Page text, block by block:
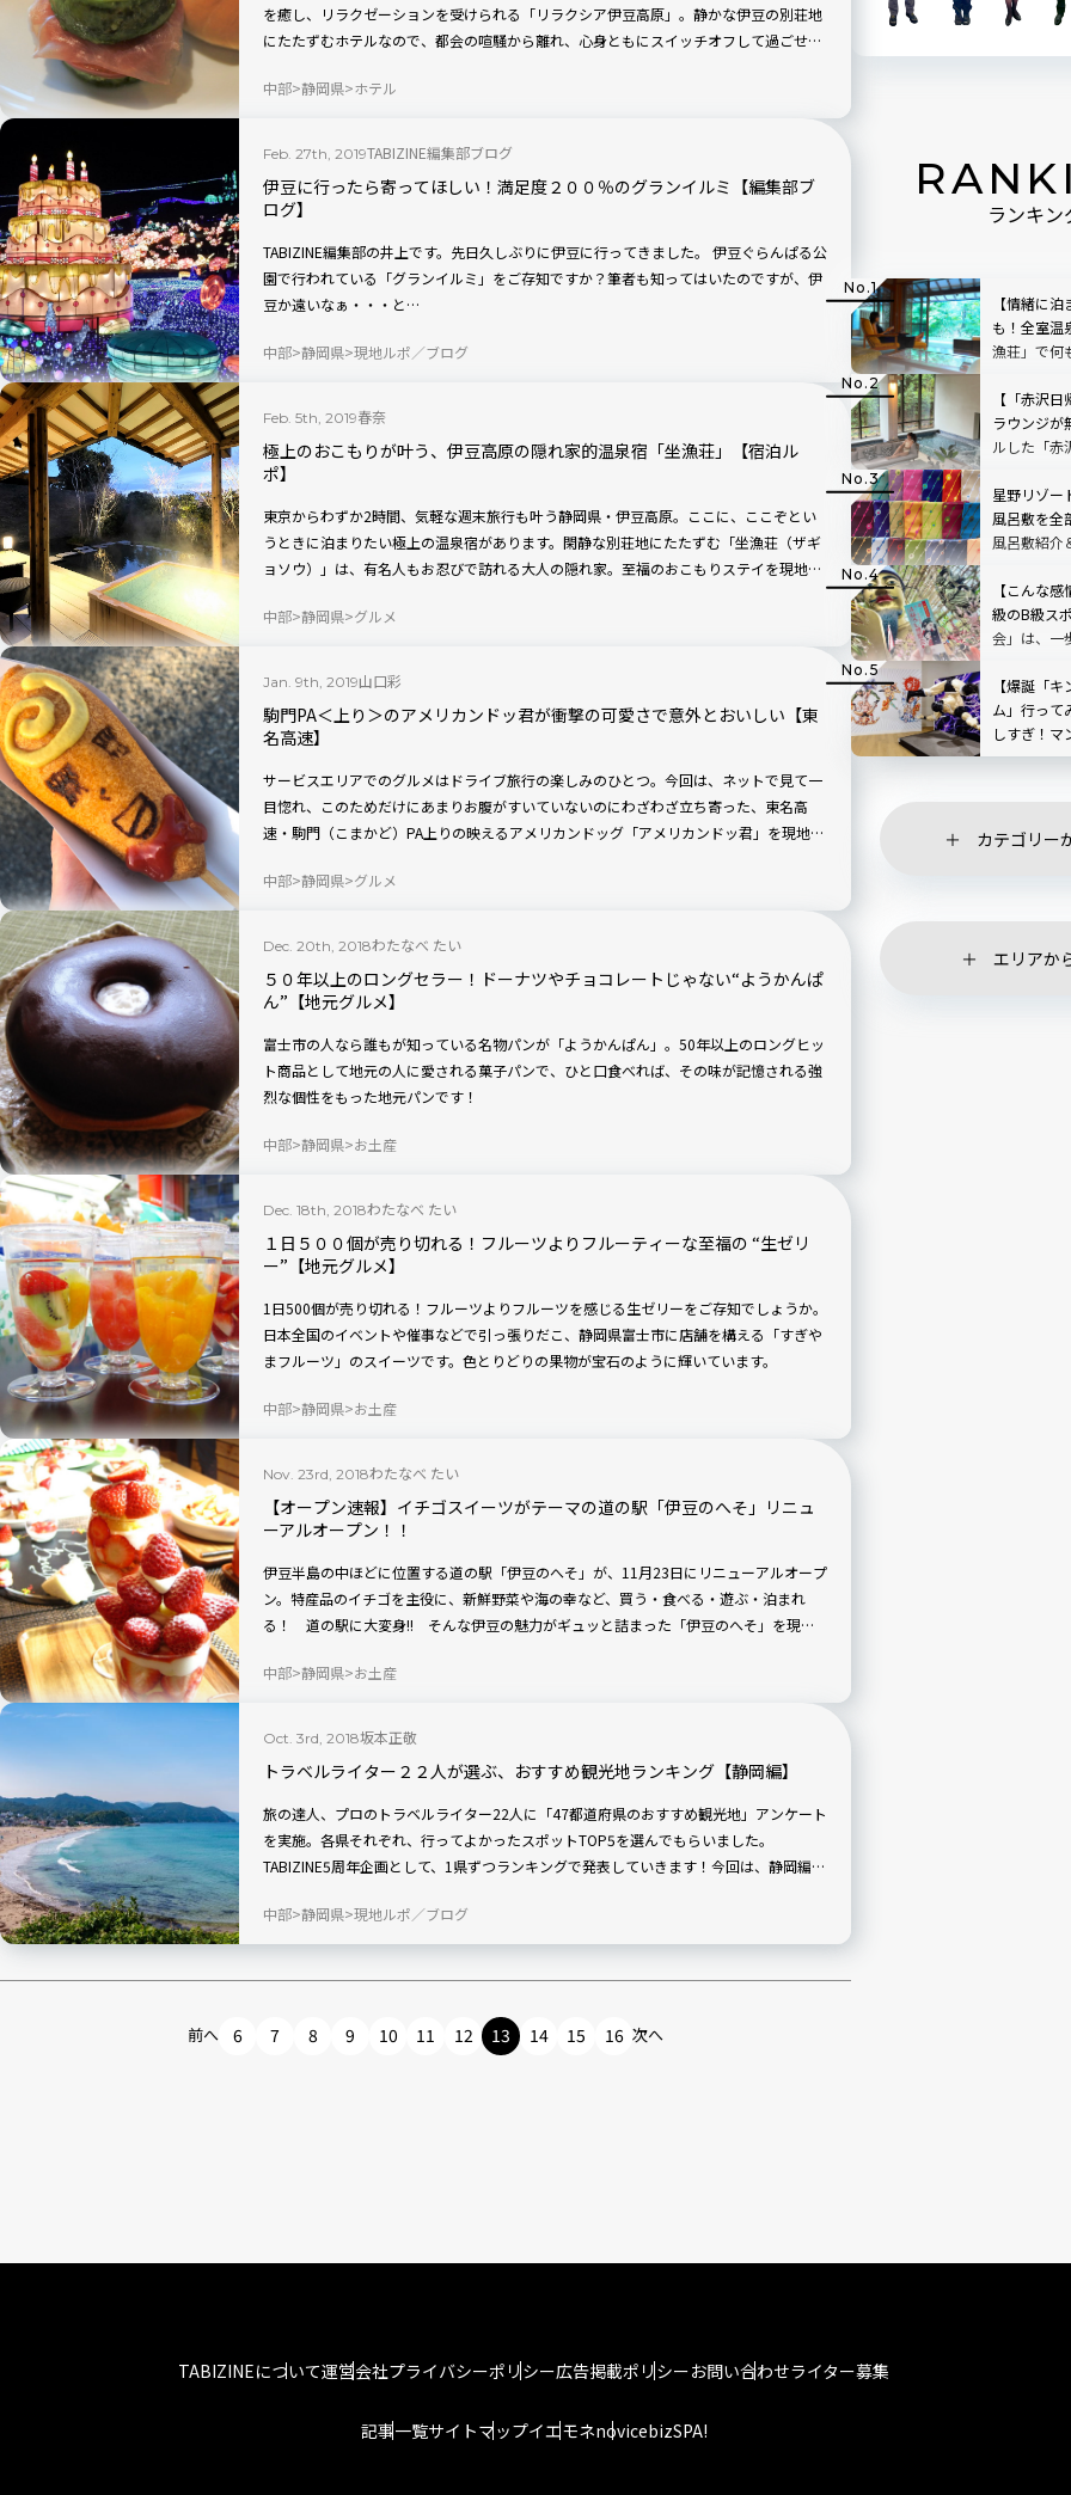
を癒し、リラクゼーションを受けられる「リラクシア伊豆高原」。静かな伊豆の別荘地
にたたずむホテルなので、都会の喧騒から離れ、心身ともにスイッチオフして過ごせそ
中部 静岡県 ホテル
Feb. 27th, 2019TABIZINE編集部ブログ
伊豆に行ったら寄ってほしい！満足度２００％のグランイルミ【編集部ブ
ログ】
TABIZINE編集部の井上です。先日久しぶりに伊豆に行ってきました。 伊豆ぐらんぱる公
園で行われている「グランイルミ」をご存知ですか？筆者も知ってはいたのですが、伊
豆か遠いなぁ・・・と…
中部 静岡県 現地ルポ／ブログ
Feb. 5th, 2019春奈
極上のおこもりが叶う、伊豆高原の隠れ家的温泉宿「坐漁荘」【宿泊ル
ポ】
東京からわずか2時間、気軽な週末旅行も叶う静岡県・伊豆高原。ここに、ここぞとい
うときに泊まりたい極上の温泉宿があります。閑静な別荘地にたたずむ「坐漁荘（ザギ
ョソウ）」は、有名人もお忍びで訪れる大人の隠れ家。至福のおこもりステイを現地ル
中部 静岡県 グルメ
Jan. 9th, 2019山口彩
駒門PA＜上り＞のアメリカンドッ君が衝撃の可愛さで意外とおいしい【東
名高速】
サービスエリアでのグルメはドライブ旅行の楽しみのひとつ。今回は、ネットで見て一
目惚れ、このためだけにあまりお腹がすいていないのにわざわざ立ち寄った、東名高
速・駒門（こまかど）PA上りの映えるアメリカンドッグ「アメリカンドッ君」を現地ル
中部 静岡県 グルメ
Dec. 20th, 2018わたなべ たい
５０年以上のロングセラー！ドーナツやチョコレートじゃない“ようかんぱ
ん”【地元グルメ】
富士市の人なら誰もが知っている名物パンが「ようかんぱん」。50年以上のロングヒッ
ト商品として地元の人に愛される菓子パンで、ひと口食べれば、その味が記憶される強
烈な個性をもった地元パンです！
中部 静岡県 お土産
Dec. 18th, 2018わたなべ たい
１日５００個が売り切れる！フルーツよりフルーティーな至福の “生ゼリ
ー”【地元グルメ】
1日500個が売り切れる！フルーツよりフルーツを感じる生ゼリーをご存知でしょうか。
日本全国のイベントや催事などで引っ張りだこ、静岡県富士市に店舗を構える「すぎや
まフルーツ」のスイーツです。色とりどりの果物が宝石のように輝いています。
中部 静岡県 お土産
Nov. 23rd, 2018わたなべ たい
【オープン速報】イチゴスイーツがテーマの道の駅「伊豆のへそ」リニュ
ーアルオープン！！
伊豆半島の中ほどに位置する道の駅「伊豆のへそ」が、11月23日にリニューアルオープ
ン。特産品のイチゴを主役に、新鮮野菜や海の幸など、買う・食べる・遊ぶ・泊まれ
る！ 道の駅に大変身!! そんな伊豆の魅力がギュッと詰まった「伊豆のへそ」を現地
中部 静岡県 お土産
Oct. 3rd, 2018坂本正敬
トラベルライター２２人が選ぶ、おすすめ観光地ランキング【静岡編】
旅の達人、プロのトラベルライター22人に「47都道府県のおすすめ観光地」アンケート
を実施。各県それぞれ、行ってよかったスポットTOP5を選んでもらいました。
TABIZINE5周年企画として、1県ずつランキングで発表していきます！今回は、静岡編で
中部 静岡県 現地ルポ／ブログ
前へ 6 7 8 9 10 11 12 13 14 15 16 次へ
ランキン
【情緒に
も！全室温
漁荘」で何
【「赤沢
ラウンジが
ルした「赤
市
星野リゾー
風呂敷を全
風呂敷紹介
【こんな
級のB級ス
会」は、一
た｜静岡・
【爆誕「
ム」行って
しすぎ！マ
ト｜静岡・
カテゴリー
エリアか
TABIZINEについて運営会社プライバシーポリシー広告掲載ポリシーお問い合わせライター募集
記事一覧サイトマップイエモネnovicebizSPA!